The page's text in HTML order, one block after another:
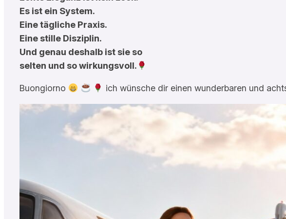
Es ist ein System.
Eine tägliche Praxis.
Eine stille Disziplin.
Und genau deshalb ist sie so
selten und so wirkungsvoll.
Buongiorno ich wünsche dir einen wunderbaren und